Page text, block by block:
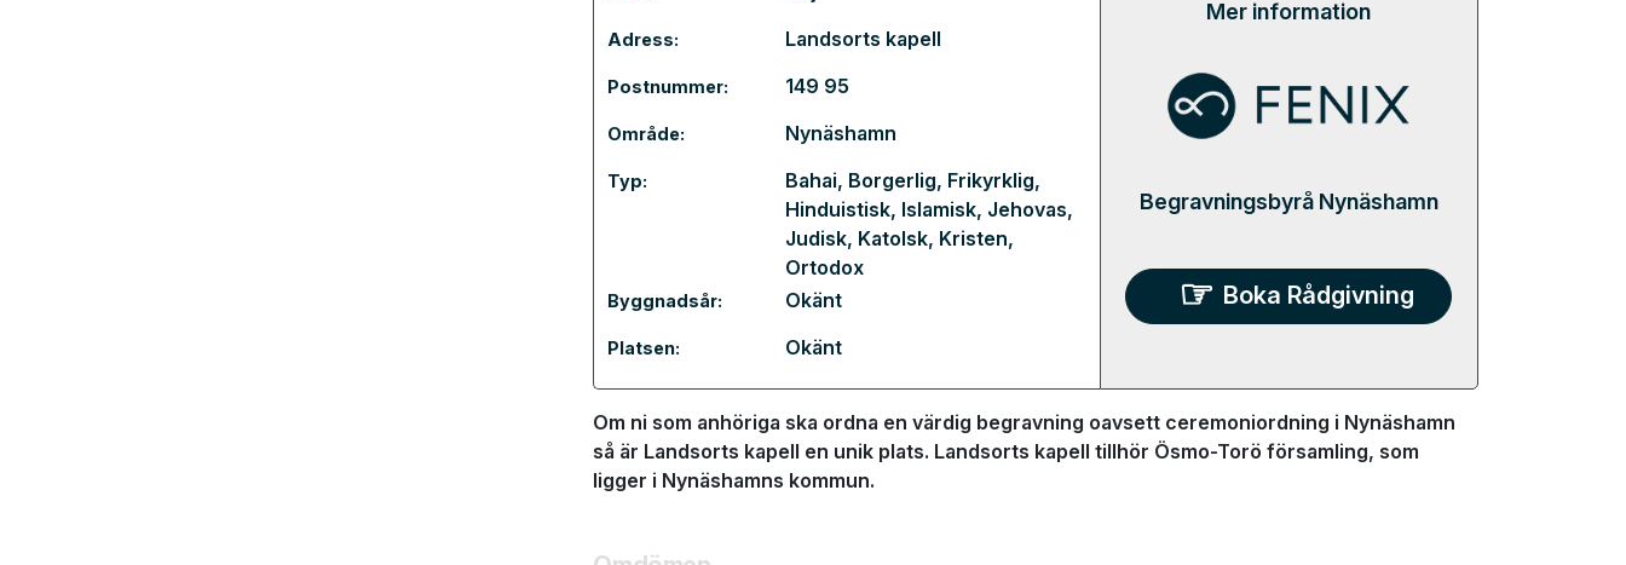
Adress: Landsorts kapell
Postnummer: 149 95
Område: Nynäshamn
Typ: Bahai, Borgerlig, Frikyrklig,
Hinduistisk, Islamisk, Jehovas,
Judisk, Katolsk, Kristen,
Ortodox
Byggnadsår: Okänt
Platsen: Okänt
Mer information
Begravningsbyrå Nynäshamn
Boka Rådgivning
Om ni som anhöriga ska ordna en värdig begravning oavsett ceremoniordning i Nynäshamn
så är Landsorts kapell en unik plats. Landsorts kapell tillhör Ösmo-Torö församling, som
ligger i Nynäshamns kommun.